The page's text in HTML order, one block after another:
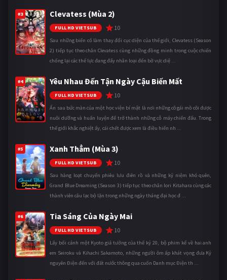
#3 Clevatess (Mùa 2)
FULL HD VIETSUB 10
Sau những biến cố làm thay đổi cục diện của thế giới, Clevatess (Season
2) tiếp tục theo chân Clevatess cùng những đồng minh trong cuộc chiến
chống lại các thế lực đang đẩy nhân loại đến bờ vực diệ ...
#4 Yêu Nhau Đến Tận Ngày Cậu Biến Mất
FULL HD VIETSUB 10
Ẩn sau bức màn của một học viện bí mật là nơi những cô gái mồ côi được
nuôi dưỡng và huấn luyện để trở thành những cỗ máy chiến đấu. Trong
thế giới khắc nghiệt ấy, cái chết được xem là điều hiển nh ...
#5 Xanh Thẳm (Mùa 3)
FULL HD VIETSUB 10
Sau hàng loạt chuyến phiêu lưu điên rồ và những kỷ niệm khó quên,
Grand Blue Dreaming (Season 3) tiếp tục theo chân Iori Kitahara cùng các
thành viên câu lạc bộ lặn trong những ngày tháng đại học đ ...
#6 Tia Sáng Của Ngày Mai
FULL HD VIETSUB 10
Lấy bối cảnh một Kyoto giả tưởng của thế kỷ 20, bộ phim kể về hai anh
em Seiroku và Kihachi Sakamoto, những người ôm ấp khát vọng đưa Kỷ
nguyên Điện đến với đất nước thông qua cuốn Danh mục Điện th ...